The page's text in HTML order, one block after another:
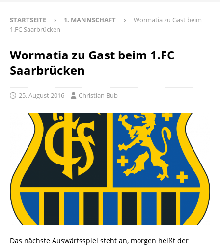
STARTSEITE 1. MANNSCHAFT
Wormatia zu Gast beim
1.FC Saarbrücken
Wormatia zu Gast beim 1.FC
Saarbrücken
25. August 2016 Christian Bub
Das nächste Auswärtsspiel steht an, morgen heißt der